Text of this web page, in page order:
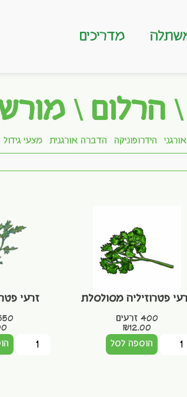
מדריכים
הרלום \
הידרופוניקה הדברה אורגנית מצעי גידול
פטרוזיליה מסולסלת
400 זרעים
₪12.00
הוספה לסל
זרעי
550